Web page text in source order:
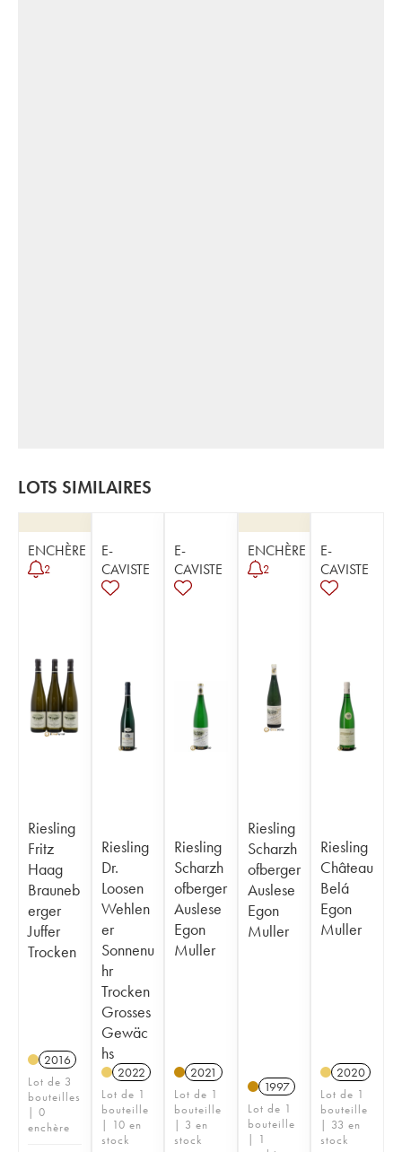
LOTS SIMILAIRES
ENCHÈRE
2
Riesling
Fritz
Haag
Brauneb
erger
Juffer
Trocken
2016
Lot de 3
bouteilles
| 0
enchère
E-
CAVISTE
Riesling
Dr.
Loosen
Wehlen
er
Sonnenu
hr
Trocken
Grosses
Gewäc
hs
2022
Lot de 1
bouteille
| 10 en
stock
E-
CAVISTE
Riesling
Scharzh
ofberger
Auslese
Egon
Muller
2021
Lot de 1
bouteille
| 3 en
stock
ENCHÈRE
2
Riesling
Scharzh
ofberger
Auslese
Egon
Muller
1997
Lot de 1
bouteille
| 1
E-
CAVISTE
Riesling
Château
Belá
Egon
Muller
2020
Lot de 1
bouteille
| 33 en
stock